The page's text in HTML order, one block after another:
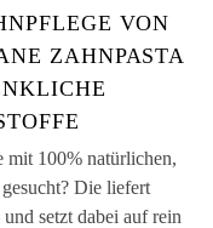
VON
ZAHNPASTA
mit 100% natürlichen,
Die liefert
setzt dabei auf rein